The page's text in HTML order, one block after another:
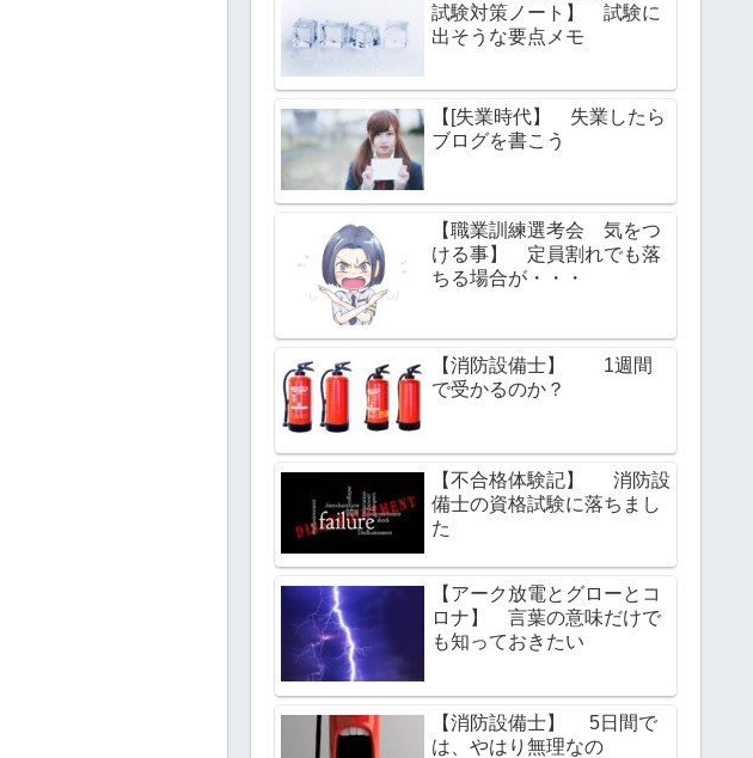
試験対策ノート】 試験に
出そうな要点メモ
【[失業時代】 失業したら
ブログを書こう
【職業訓練選考会 気をつ
ける事】 定員割れでも落
ちる場合が・・・
【消防設備士】 1週間
で受かるのか？
【不合格体験記】 消防設
備士の資格試験に落ちまし
た
【アーク放電とグローとコ
ロナ】 言葉の意味だけで
も知っておきたい
【消防設備士】 5日間で
は、やはり無理なの